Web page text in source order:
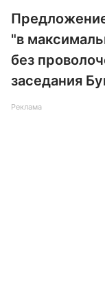
"в
без
заседания
Реклама